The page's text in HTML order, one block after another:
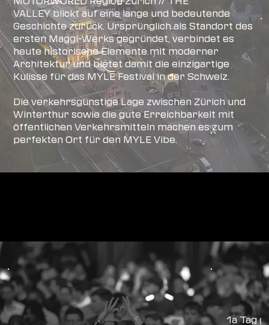
VALLEY blickt auf eine lange und bedeutende
Geschichte zurück. Ursprünglich als Standort des
ersten Maggi-Werks gegründet, verbindet es
heute historische Elemente mit moderner
Architektur und bietet damit die einzigartige
Kulisse für das MYLE Festival in der Schweiz.
Die verkehrsgünstige Lage zwischen Zürich und
Winterthur sowie die gute Erreichbarkeit mit
öffentlichen Verkehrsmitteln machen es zum
perfekten Ort für den MYLE Vibe.
1a Tag